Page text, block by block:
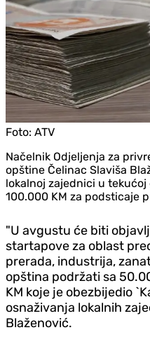
Foto: ATV
Načelnik Odjeljenja za
opštine Čelinac Slaviša
lokalnoj zajednici u
100.000 KM za podsticaje
"U avgustu će biti
startapove za oblast
prerada, industrija,
opština podržati sa
KM koje je obezbijedio
osnaživanja lokalnih
Blaženović.